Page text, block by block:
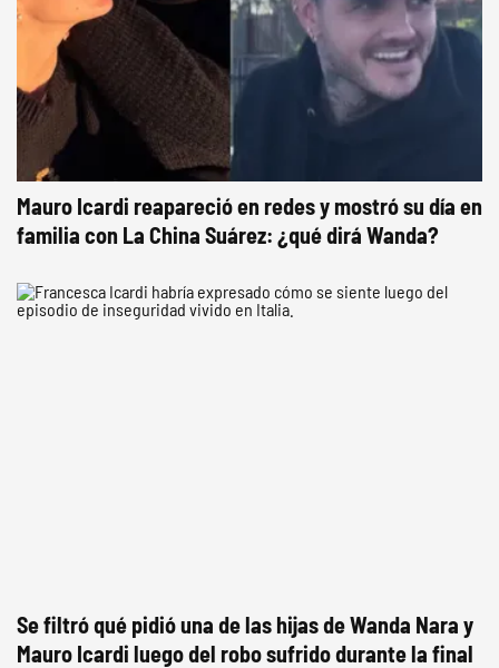
Mauro Icardi reapareció en redes y mostró su día en
familia con La China Suárez: ¿qué dirá Wanda?
Se filtró qué pidió una de las hijas de Wanda Nara y
Mauro Icardi luego del robo sufrido durante la final